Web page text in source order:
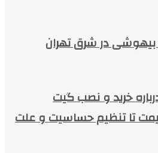
در شرق تهران
خرید و نصب گیت
تا تنظیم حساسیت و علت